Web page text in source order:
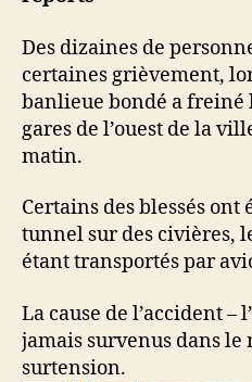
Des dizaines de
certaines grièvement,
banlieue bondé a freiné
gares de l’ouest de la
matin.
Certains des blessés
tunnel sur des civières,
étant transportés par
La cause de l’accident –
jamais survenus dans le
surtension.